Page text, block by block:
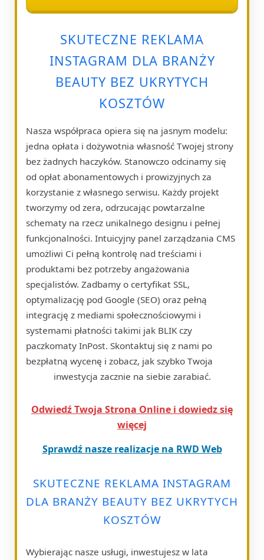
SKUTECZNE REKLAMA
INSTAGRAM DLA BRANŻY
BEAUTY BEZ UKRYTYCH
KOSZTÓW
Nasza współpraca opiera się na jasnym modelu:
jedna opłata i dożywotnia własność Twojej strony
bez żadnych haczyków. Stanowczo odcinamy się
od opłat abonamentowych i prowizyjnych za
korzystanie z własnego serwisu. Każdy projekt
tworzymy od zera, odrzucając powtarzalne
schematy na rzecz unikalnego designu i pełnej
funkcjonalności. Intuicyjny panel zarządzania CMS
umożliwi Ci pełną kontrolę nad treściami i
produktami bez potrzeby angażowania
specjalistów. Zadbamy o certyfikat SSL,
optymalizację pod Google (SEO) oraz pełną
integrację z mediami społecznościowymi i
systemami płatności takimi jak BLIK czy
paczkomaty InPost. Skontaktuj się z nami po
bezpłatną wycenę i zobacz, jak szybko Twoja
inwestycja zacznie na siebie zarabiać.
Odwiedź Twoja Strona Online i dowiedz się
więcej
Sprawdź nasze realizacje na RWD Web
SKUTECZNE REKLAMA INSTAGRAM
DLA BRANŻY BEAUTY BEZ UKRYTYCH
KOSZTÓW
Wybierając nasze usługi, inwestujesz w lata